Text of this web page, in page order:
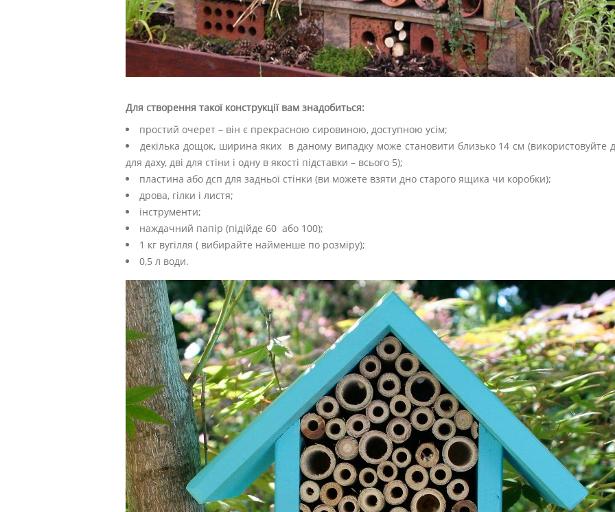
Для створення такої конструкції вам знадобиться:
простий очерет – він є прекрасною сировиною, доступною усім;
декілька дощок, ширина яких в даному випадку може становити близько 14 см (використовуйте
для даху, дві для стіни і одну в якості підставки – всього 5);
пластина або дсп для задньої стінки (ви можете взяти дно старого ящика чи коробки);
дрова, гілки і листя;
інструменти;
наждачний папір (підійде 60 або 100);
1 кг вугілля ( вибирайте найменше по розміру);
0,5 л води.